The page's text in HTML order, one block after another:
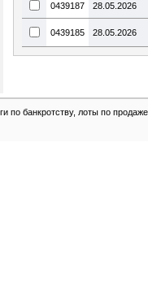
0439187 28.05.2026
0439185 28.05.2026
по банкротству, лоты по